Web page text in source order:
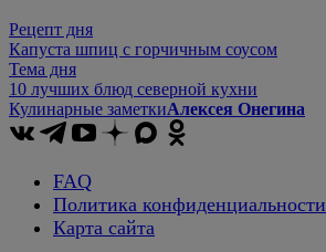
Рецепт дня
Капуста шпиц с горчичным соусом
Тема дня
10 лучших блюд северной кухни
Кулинарные заметкиАлексея Онегина
FAQ
Политика конфиденциальности
Карта сайта